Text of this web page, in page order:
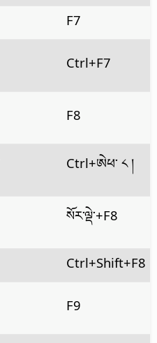
F7
Ctrl+F7
F8
Ctrl+ཨེཕ་ ༨ །
སོར་ལྡེ་+F8
Ctrl+Shift+F8
F9